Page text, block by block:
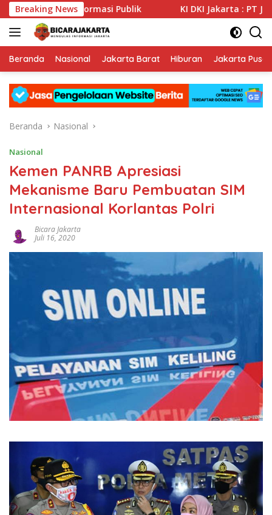
Langsung
ke
konten
Breaking News
Informasi Publik KI DKI Jakarta : PT JIEP
Beranda Nasional Jakarta Barat Hiburan Jakarta Pusat
Beranda Nasional
Nasional
Kemen PANRB Apresiasi
Mekanisme Baru Pembuatan SIM
Internasional Korlantas Polri
Bicara Jakarta
Juli 16, 2020